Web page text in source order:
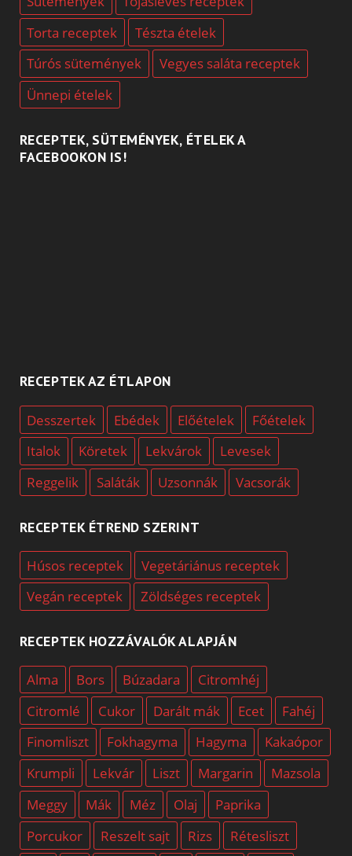
Torta receptek
Tészta ételek
Túrós sütemények
Vegyes saláta receptek
Ünnepi ételek
RECEPTEK, SÜTEMÉNYEK, ÉTELEK A
FACEBOOKON IS!
RECEPTEK AZ ÉTLAPON
Desszertek Ebédek Előételek
Főételek
Italok
Köretek Lekvárok
Levesek
Reggelik
Saláták Uzsonnák Vacsorák
RECEPTEK ÉTREND SZERINT
Húsos receptek
Vegetáriánus receptek
Vegán receptek
Zöldséges receptek
RECEPTEK HOZZÁVALÓK ALAPJÁN
Alma Bors Búzadara
Citromhéj
Citromlé
Cukor Darált mák Ecet
Fahéj
Finomliszt
Fokhagyma Hagyma
Kakaópor
Krumpli
Lekvár Liszt Margarin
Mazsola
Meggy
Mák Méz Olaj
Paprika
Porcukor
Reszelt sajt Rizs
Rétesliszt